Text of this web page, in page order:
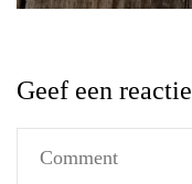
Geef een reactie